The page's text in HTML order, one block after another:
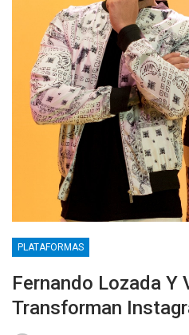
PLATAFORMAS
Fernando Lozada Y
Transforman